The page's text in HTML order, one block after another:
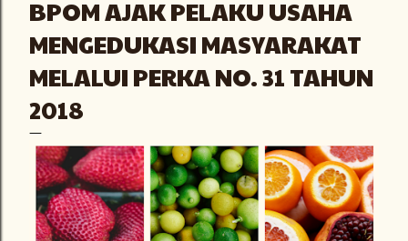
BPOM AJAK PELAKU USAHA
MENGEDUKASI MASYARAKAT
MELALUI PERKA NO. 31 TAHUN
2018